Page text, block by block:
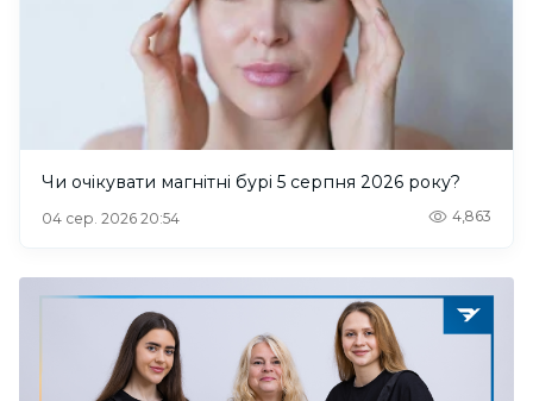
Чи очікувати магнітні бурі 5 серпня 2026 року?
04 сер. 2026 20:54 4,863